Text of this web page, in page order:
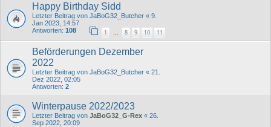
Happy Birthday Sidd
Letzter Beitrag von JaBoG32_Butcher « 9.
Jan 2023, 14:57
Antworten: 108 1 … 8 9 10 11
Beförderungen Dezember
2022
Letzter Beitrag von JaBoG32_Butcher « 21.
Dez 2022, 02:05
Antworten: 2
Winterpause 2022/2023
Letzter Beitrag von JaBoG32_G-Rex « 26.
Sep 2022, 20:09